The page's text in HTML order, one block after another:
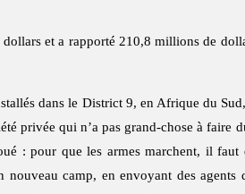
et a rapporté 210,8 millions de
dans le District 9, en Afrique du
qui n’a pas grand-chose à faire
: pour que les armes marchent, il faut
camp, en envoyant des agents